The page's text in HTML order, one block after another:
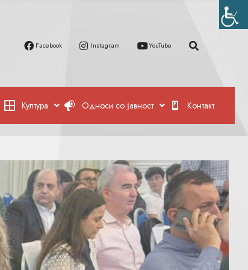
Facebook Instagram YouTube
Култура Односи со јавност Контакт